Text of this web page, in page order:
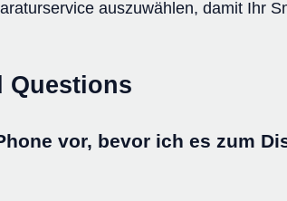
auszuwählen, damit Ihr
Questions
vor, bevor ich es zum